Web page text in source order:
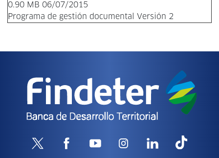
0.90 MB 06/07/2015
Programa de gestión documental Versión 2